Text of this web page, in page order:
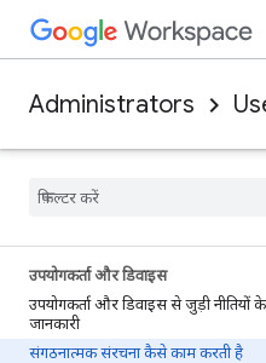
Administrators
उपयोगकर्ता और डिवाइस
उपयोगकर्ता और डिवाइस से जुड़ी नीतियों
जानकारी
संगठनात्मक संरचना कैसे काम करती है